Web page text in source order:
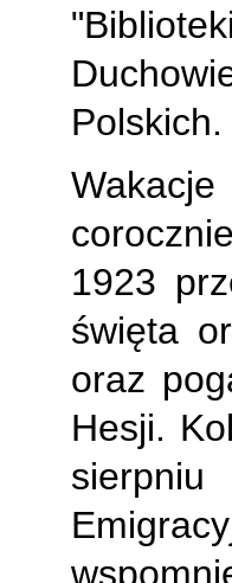
Polskich.
1923
święta
oraz
Hesji.